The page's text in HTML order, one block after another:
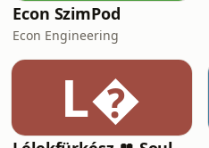
Econ SzimPod
Econ Engineering
L